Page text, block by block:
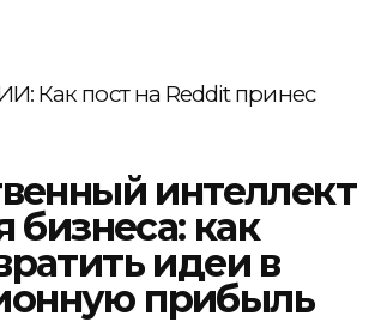
Как пост на Reddit принес
интеллект
бизнеса: как
идеи в
прибыль